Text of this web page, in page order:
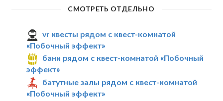
СМОТРЕТЬ ОТДЕЛЬНО
vr квесты рядом с квест-комнатой
«Побочный эффект»
бани рядом с квест-комнатой «Побочный
эффект»
батутные залы рядом с квест-комнатой
«Побочный эффект»